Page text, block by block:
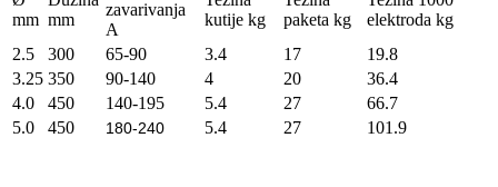
mm mm
zavarivanja
A
kutije kg
paketa kg
elektroda kg
2.5
300 65-90 3.4 17
19.8
3.25 350 90-140 4 20
36.4
4.0
450 140-195 5.4 27
66.7
5.0
450 180-240 5.4 27 101.9